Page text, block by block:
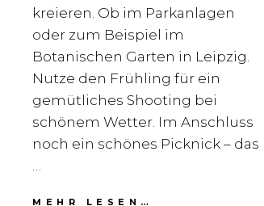
kreieren. Ob im Parkanlagen
oder zum Beispiel im
Botanischen Garten in Leipzig.
Nutze den Frühling für ein
gemütliches Shooting bei
schönem Wetter. Im Anschluss
noch ein schönes Picknick – das
MEHR LESEN…